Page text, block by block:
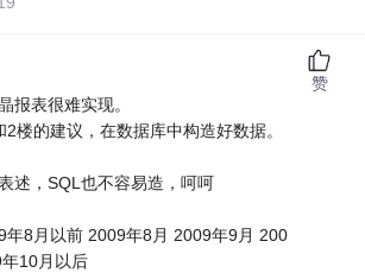
报表很难实现。
楼的建议，在数据库中构造好数据。
述，SQL也不容易造，呵呵
年8月以前 2009年8月 2009年9月 200
10月以后
赞